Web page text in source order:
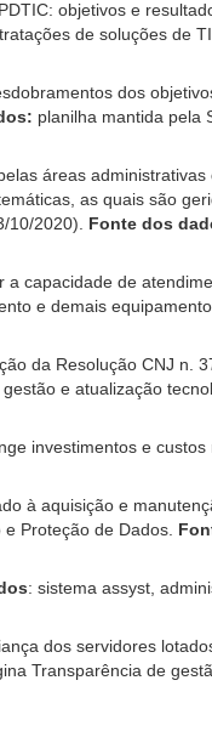
objetivos e
de soluções de
dos
planilha mantida pela
áreas administrativas
as quais são
10/2020). Fonte dos
capacidade de
e demais
da Resolução CNJ n.
e atualização
investimentos e
à aquisição e
Proteção de Dados.
: sistema assyst,
dos servidores
Transparência de